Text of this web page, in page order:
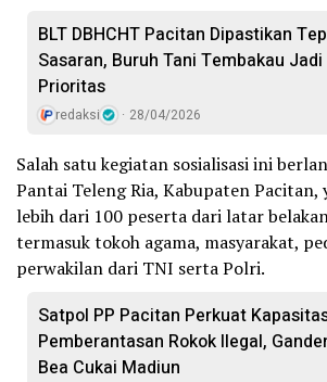
BLT DBHCHT Pacitan Dipastikan
Sasaran, Buruh Tani Tembakau Jadi
Prioritas
redaksi 28/04/2026
Salah satu kegiatan sosialisasi ini
Pantai Teleng Ria, Kabupaten Pacitan,
lebih dari 100 peserta dari latar
termasuk tokoh agama, masyarakat,
perwakilan dari TNI serta Polri.
Satpol PP Pacitan Perkuat
Pemberantasan Rokok Ilegal,
Bea Cukai Madiun